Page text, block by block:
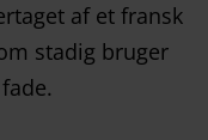
af et fransk
stadig bruger